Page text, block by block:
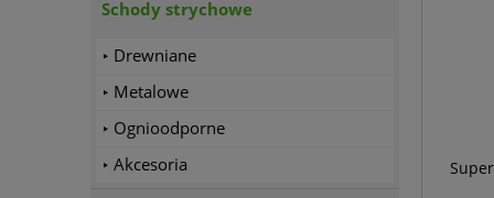
Schody strychowe
Drewniane
Metalowe
Ognioodporne
Akcesoria